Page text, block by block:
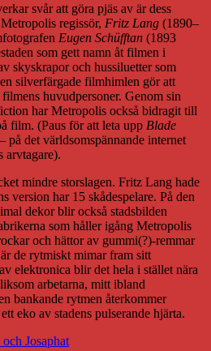
svår att göra pjäs av är dess
regissör, Fritz Lang (1890–
Eugen Schüfftan (1893
som gett namn åt filmen i
skyskrapor och hussiluetter som
silverfärgade filmhimlen gör att
huvudpersoner. Genom sin
har Metropolis också bidragit till
film. (Paus för att leta upp Blade
på det världsomspännande internet
arvtagare).
mindre storslagen. Fritz Lang hade
version har 15 skådespelare. På den
dekor blir också stadsbilden
som håller igång Metropolis
och hättor av gummi(?)-remmar
de rytmiskt mimar fram sitt
elektronica blir det hela i stället nära
arbetarna, mitt ibland
bankande rytmen återkommer
eko av stadens pulserande hjärta.